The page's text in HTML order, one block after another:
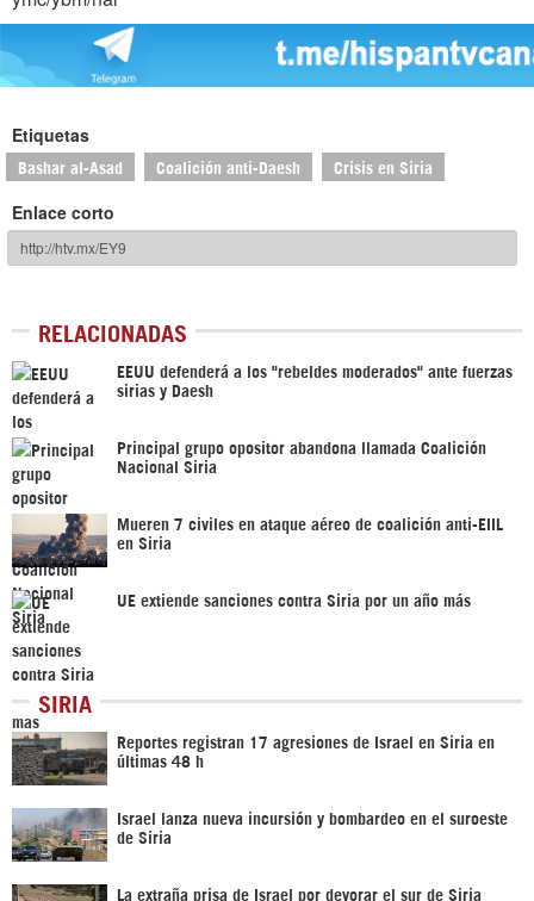
Etiquetas
Bashar al-Asad Coalición anti-Daesh Crisis en Siria
Enlace corto
RELACIONADAS
EEUU defenderá a los "rebeldes moderados" ante fuerzas
sirias y Daesh
Principal grupo opositor abandona llamada Coalición
Nacional Siria
Mueren 7 civiles en ataque aéreo de coalición anti-EIIL
en Siria
UE extiende sanciones contra Siria por un año más
SIRIA
Reportes registran 17 agresiones de Israel en Siria en
últimas 48 h
Israel lanza nueva incursión y bombardeo en el suroeste
de Siria
La extraña prisa de Israel por devorar el sur de Siria